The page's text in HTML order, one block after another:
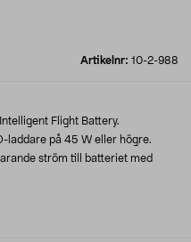
Artikelnr: 10-2-988
Flight Battery.
laddare på 45 W eller högre.
ström till batteriet med